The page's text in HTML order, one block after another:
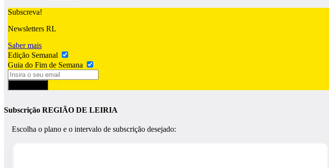
Subscreva!
Newsletters RL
Saber mais
Edição Semanal
Guia do Fim de Semana
Subscrição REGIÃO DE LEIRIA
Escolha o plano e o intervalo de subscrição desejado: